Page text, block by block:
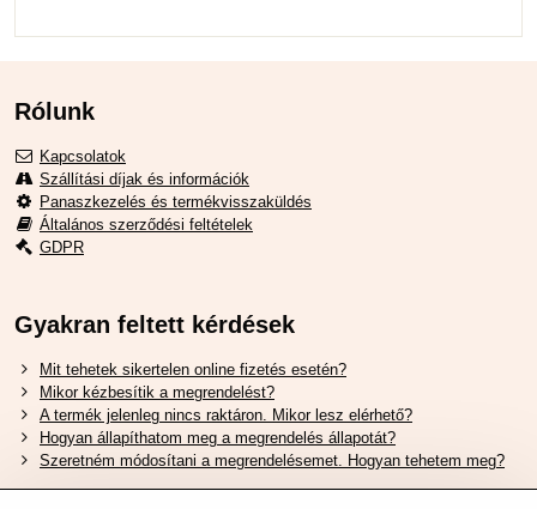
Rólunk
Kapcsolatok
Szállítási díjak és információk
Panaszkezelés és termékvisszaküldés
Általános szerződési feltételek
GDPR
Gyakran feltett kérdések
Mit tehetek sikertelen online fizetés esetén?
Mikor kézbesítik a megrendelést?
A termék jelenleg nincs raktáron. Mikor lesz elérhető?
Hogyan állapíthatom meg a megrendelés állapotát?
Szeretném módosítani a megrendelésemet. Hogyan tehetem meg?